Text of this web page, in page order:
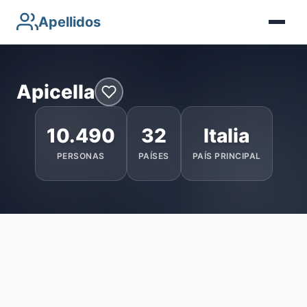
Apellidos
Apicella
10.490
PERSONAS
32
PAÍSES
Italia
PAÍS PRINCIPAL